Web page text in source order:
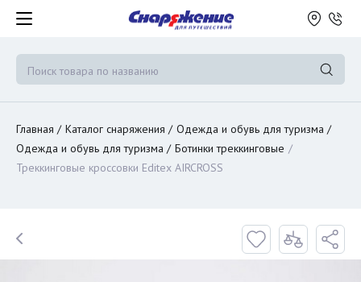
Главная Каталог снаряжения
Одежда и обувь для туризма
Одежда и обувь для туризма
Ботинки треккинговые
Треккинговые кроссовки Editex AIRCROSS